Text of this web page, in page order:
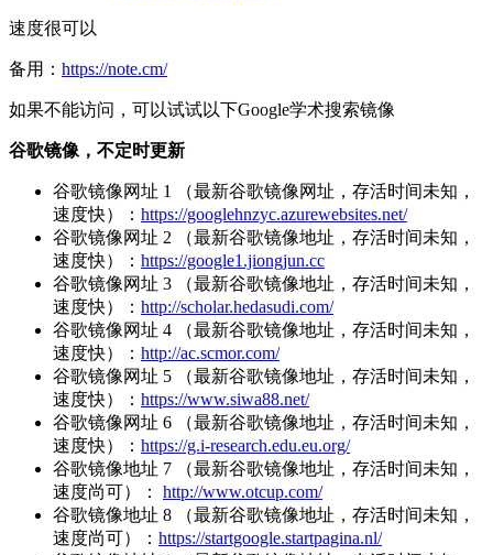
速度很可以
备用： https://note.cm/
如果不能访问，可以试试以下Google学术搜索镜像
谷歌镜像，不定时更新
谷歌镜像网址 1 （最新谷歌镜像网址，存活时间未知，
速度快）： https://googlehnzyc.azurewebsites.net/
谷歌镜像网址 2 （最新谷歌镜像地址，存活时间未知，
速度快）： https://google1.jiongjun.cc
谷歌镜像网址 3 （最新谷歌镜像地址，存活时间未知，
速度快）： http://scholar.hedasudi.com/
谷歌镜像网址 4 （最新谷歌镜像地址，存活时间未知，
速度快）： http://ac.scmor.com/
谷歌镜像网址 5 （最新谷歌镜像地址，存活时间未知，
速度快）： https://www.siwa88.net/
谷歌镜像网址 6 （最新谷歌镜像地址，存活时间未知，
速度快）： https://g.i-research.edu.eu.org/
谷歌镜像地址 7 （最新谷歌镜像地址，存活时间未知，
速度尚可）： http://www.otcup.com/
谷歌镜像地址 8 （最新谷歌镜像地址，存活时间未知，
速度尚可）： https://startgoogle.startpagina.nl/